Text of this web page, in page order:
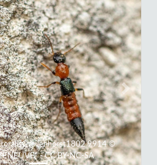
9914 ©
- CC BY-NC-SA
Next